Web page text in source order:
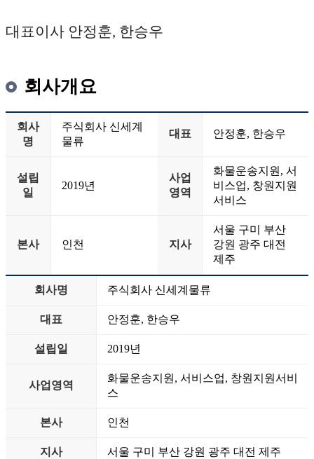
대표이사 안정훈, 한승우
회사개요
회사
명
주식회사 신세계
물류
대표 안정훈, 한승우
설립
일
2019년
사업
영역
화물운송지원, 서
비스업, 창원지원
서비스
본사 인천 지사
서울 구미 부산
강원 광주 대전
제주
회사명 주식회사 신세계물류
대표 안정훈, 한승우
설립일 2019년
사업영역
화물운송지원, 서비스업, 창원지원서비
스
본사 인천
지사 서울 구미 부산 강원 광주 대전 제주